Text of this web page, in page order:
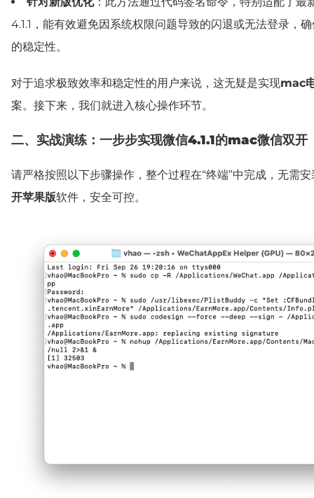
4.1.1，能有效避免因系统权限问题导致的闪退或无法登录，
的稳定性。
对于追求极致效率和稳定性的用户来说，这无疑是实现mac
案。接下来，我们就进入核心操作环节。
二、 实战演练：一步步实现微信4.1.1的mac微信双开
请严格按照以下步骤操作，整个过程在“终端”中完成，无需
开苹果版软件，安全可控。